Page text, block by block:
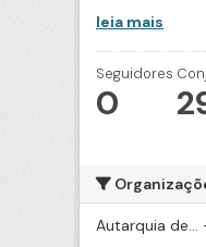
leia mais
Seguidores
0
Autarquia de...